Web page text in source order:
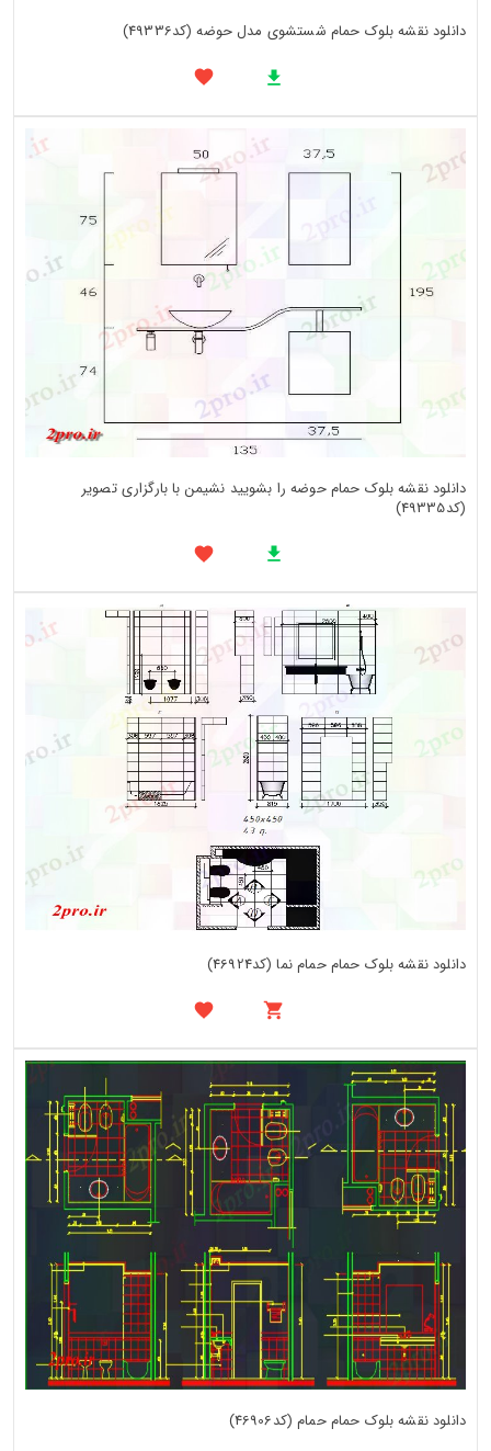
دانلود نقشه بلوک حمام شستشوی مدل حوضه (کد49336)
دانلود نقشه بلوک حمام حوضه را بشویید نشیمن با بارگزاری تصویر
(کد49335)
دانلود نقشه بلوک حمام حمام نما (کد46924)
دانلود نقشه بلوک حمام حمام (کد46906)